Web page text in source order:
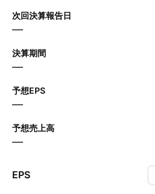
次回決算報告日
—
決算期間
—
予想EPS
—
予想売上高
—
EPS